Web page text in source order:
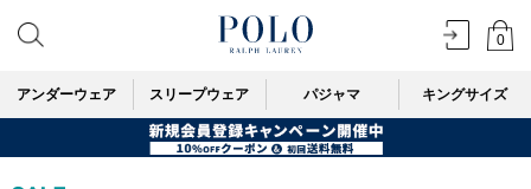
0
アンダーウェア スリープウェア パジャマ キングサイズ